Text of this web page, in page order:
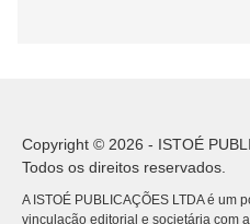
Copyright © 2026 - ISTOÉ
Todos os direitos reservados.
A ISTOÉ PUBLICAÇÕES LTDA é um
vinculação editorial e societária com